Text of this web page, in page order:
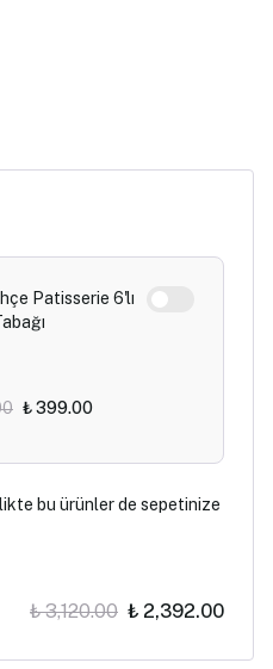
Patisserie 6'lı
₺ 399.00
bu ürünler de sepetinize
₺ 3,120.00 ₺ 2,392.00